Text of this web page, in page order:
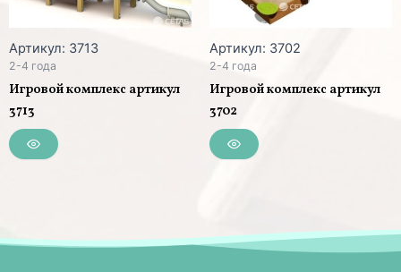
Артикул: 3713
2-4 года
Игровой комплекс артикул
3713
Артикул: 3702
2-4 года
Игровой комплекс артикул
3702